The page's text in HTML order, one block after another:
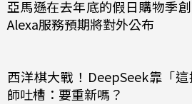
亞馬遜在去年底的假日購物季
Alexa服務預期將對外公布
西洋棋大戰！DeepSeek靠「
師吐槽：要重新嗎？